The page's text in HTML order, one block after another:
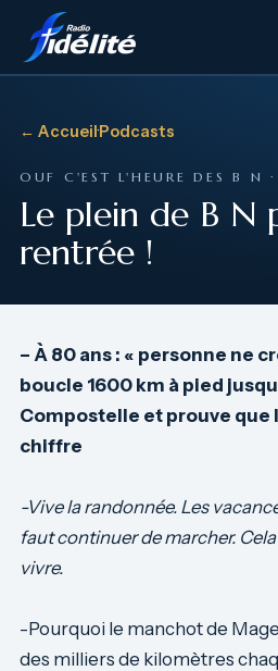
← Accueil·Podcasts
OUF C'EST L'HEURE DES B N
Le plein de B N
rentrée !
– À 80 ans : « personne ne
boucle 1600 km à pied
Compostelle et prouve que
chiffre
-Vive la randonnée. Les
faut continuer de marcher.
vivre.
-Pourquoi le manchot de
des milliers de kilomètres